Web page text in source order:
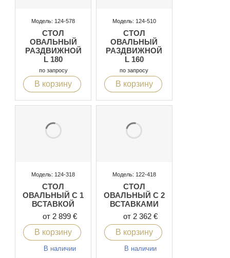
Модель: 124-578
СТОЛ
ОВАЛЬНЫЙ
РАЗДВИЖНОЙ
L 180
по запросу
В корзину
Модель: 124-510
СТОЛ
ОВАЛЬНЫЙ
РАЗДВИЖНОЙ
L 160
по запросу
В корзину
Модель: 124-318
СТОЛ
ОВАЛЬНЫЙ С 1
ВСТАВКОЙ
от 2 899 €
В корзину
В наличии
Модель: 122-418
СТОЛ
ОВАЛЬНЫЙ C 2
ВСТАВКАМИ
от 2 362 €
В корзину
В наличии